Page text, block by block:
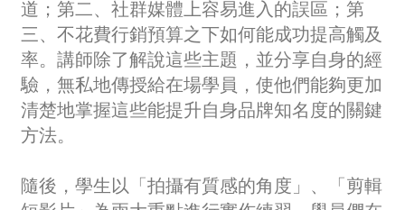
道；第二、社群媒體上容易進入的誤區；第
三、不花費行銷預算之下如何能成功提高觸及
率。講師除了解說這些主題，並分享自身的經
驗，無私地傳授給在場學員，使他們能夠更加
清楚地掌握這些能提升自身品牌知名度的關鍵
方法。
隨後，學生以「拍攝有質感的角度」、「剪輯